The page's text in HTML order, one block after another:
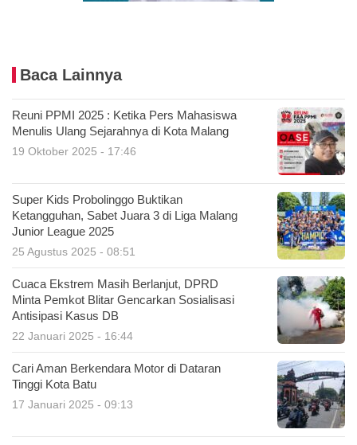
Baca Lainnya
Reuni PPMI 2025 : Ketika Pers Mahasiswa
Menulis Ulang Sejarahnya di Kota Malang
19 Oktober 2025 - 17:46
Super Kids Probolinggo Buktikan
Ketangguhan, Sabet Juara 3 di Liga Malang
Junior League 2025
25 Agustus 2025 - 08:51
Cuaca Ekstrem Masih Berlanjut, DPRD
Minta Pemkot Blitar Gencarkan Sosialisasi
Antisipasi Kasus DB
22 Januari 2025 - 16:44
Cari Aman Berkendara Motor di Dataran
Tinggi Kota Batu
17 Januari 2025 - 09:13